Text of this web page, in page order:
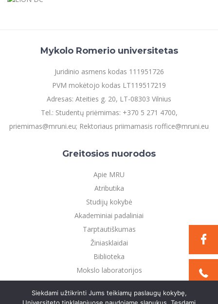
Profesinė sąjunga
Mykolo Romerio universitetas
Juridinio asmens kodas 111951726
PVM mokėtojo kodas LT119517219
Adresas: Ateities g. 20, LT-08303 Vilnius
Tel.: Studentų priėmimas: +370 5 271 4700,
priemimas@mruni.eu; Rektoriaus priimamasis roffice@mruni.eu
Greitosios nuorodos
Apie MRU
Atributika
Studijų kokybė
Akademiniai padaliniai
Tarptautiškumas
Žiniasklaidai
Biblioteka
Mokslo laboratorijos
Privatumo politika
Siekdami užtikrinti Jums teikiamų paslaugų kokybę,